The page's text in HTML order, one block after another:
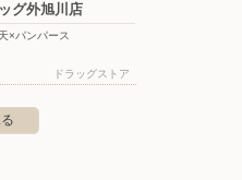
秋田市山王五丁目７番１６号
グ外旭川店
×パンパース
ドラッグストア